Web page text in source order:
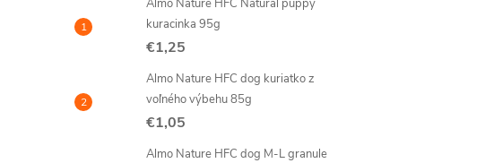
Almo Nature HFC Natural puppy
kuracinka 95g
€1,25
Almo Nature HFC dog kuriatko z
voľného výbehu 85g
€1,05
Almo Nature HFC dog M-L granule